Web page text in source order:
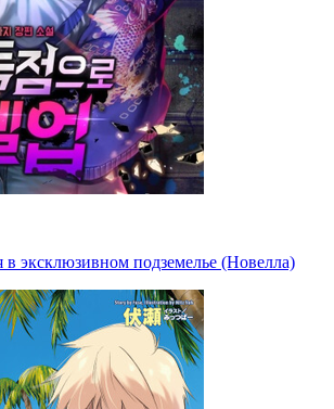
эксклюзивном подземелье (Новелла)